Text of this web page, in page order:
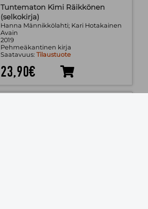
Tuntematon Kimi Räikkönen
(selkokirja)
Hanna Männikkölahti; Kari Hotakainen
Avain
2019
Pehmeäkantinen kirja
Saatavuus: Tilaustuote
23,90€